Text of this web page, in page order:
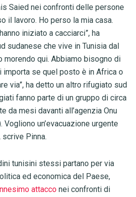
Saied nei confronti delle persone
il lavoro. Ho perso la mia casa.
iniziato a cacciarci”, ha
sudanese che vive in Tunisia dal
morendo qui. Abbiamo bisogno di
importa se quel posto è in Africa o
via”, ha detto un altro rifugiato sud
fanno parte di un gruppo di circa
da mesi davanti all’agenzia Onu
un’evacuazione urgente
Pinna.
tunisini stessi partano per via
ed economica del Paese,
attacconei confronti di